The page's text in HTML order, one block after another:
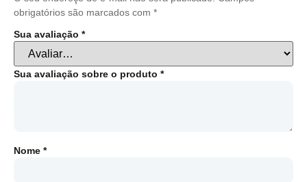
obrigatórios são marcados com *
Sua avaliação *
Sua avaliação sobre o produto *
Nome *